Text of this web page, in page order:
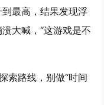
最高，结果发现浮
大喊，“这游戏是不
索路线，别做“时间